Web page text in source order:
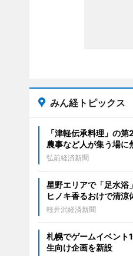
みん経トピックス
「津軽伝承料理」の
農事など人が集う場に
弘前経済新聞
星野エリアで「足水
ヒノキ香るおけで清涼
軽井沢経済新聞
札幌でゲームイベン
生向け企画を新設